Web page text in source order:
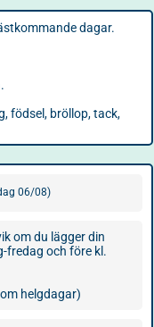
dagar.
födsel, bröllop, tack,
06/08)
om du lägger din
fredag och före kl.
helgdagar)